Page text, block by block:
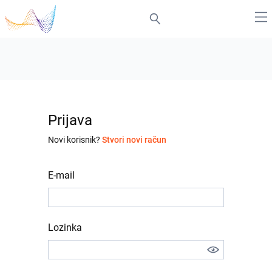
Prijava
Novi korisnik? Stvori novi račun
E-mail
Lozinka